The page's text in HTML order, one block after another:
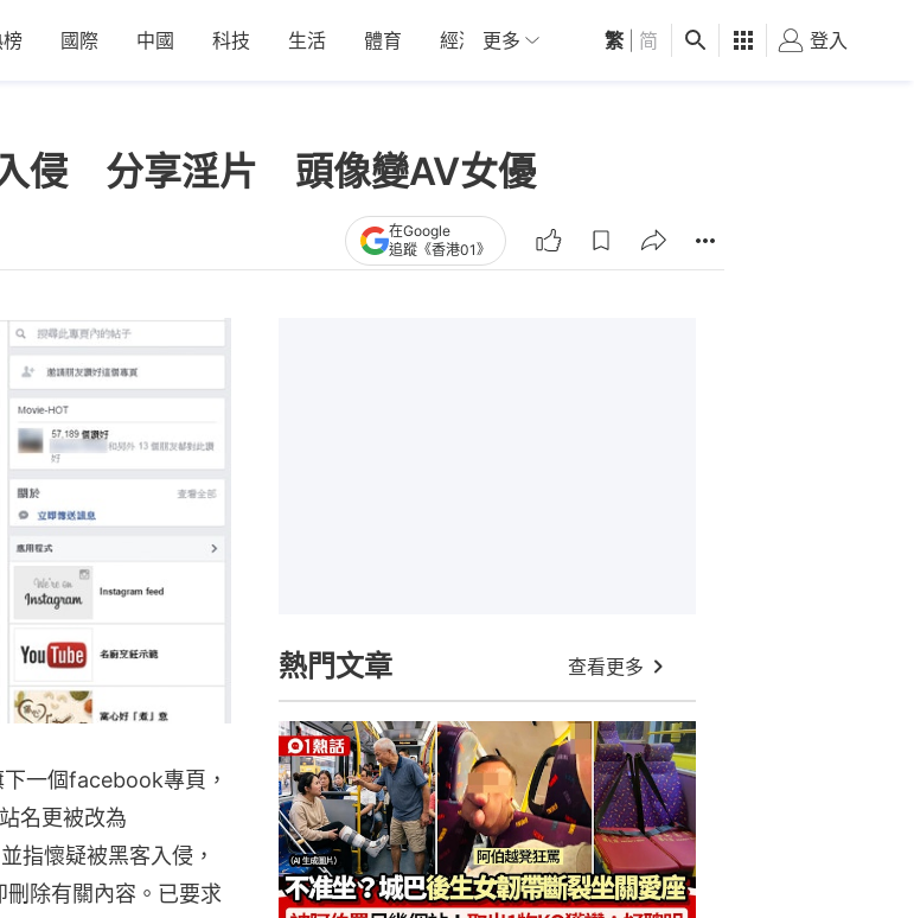
國際 中國 科技 生活 體育 經濟 01深圳 觀點 健康 好食玩飛
更多 繁 简 登入
入侵 分享淫片 頭像變AV女優
在Google
追蹤《香港01》
一個facebook專頁，
名更被改為
指懷疑被黑客入侵，
除有關內容。已要求
熱門文章 查看更多